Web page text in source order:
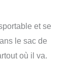
et se
le sac de
où il va.